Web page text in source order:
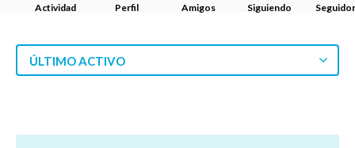
Actividad Perfil Amigos Siguiendo
ÚLTIMO ACTIVO